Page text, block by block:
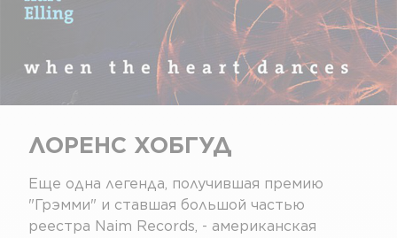
ЛОРЕНС ХОБГУД
Еще одна легенда, получившая премию
"Грэмми" и ставшая большой частью
реестра Naim Records, - американская